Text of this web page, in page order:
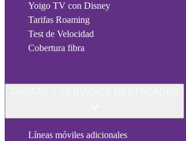
Yoigo TV con Disney
Tarifas Roaming
Test de Velocidad
Cobertura fibra
Líneas móviles adicionales